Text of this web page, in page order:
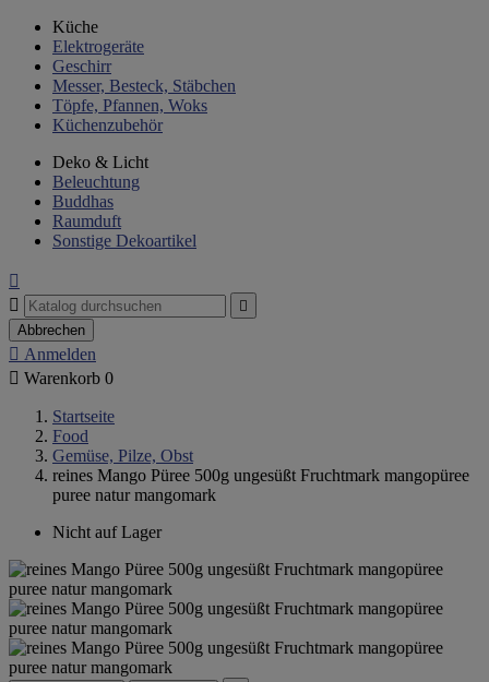
Küche
Elektrogeräte
Geschirr
Messer, Besteck, Stäbchen
Töpfe, Pfannen, Woks
Küchenzubehör
Deko & Licht
Beleuchtung
Buddhas
Raumduft
Sonstige Dekoartikel



Abbrechen
 Anmelden
 Warenkorb 0
Startseite
Food
Gemüse, Pilze, Obst
reines Mango Püree 500g ungesüßt Fruchtmark mangopüree
puree natur mangomark
Nicht auf Lager